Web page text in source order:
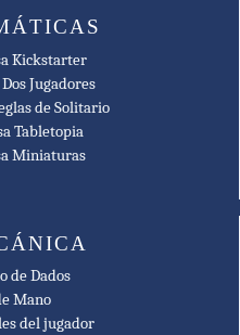
(12 years and older) Winner
Kickstarter
Jugadores
de Solitario
Tabletopia
Miniaturas
de Dados
Mano
del jugador